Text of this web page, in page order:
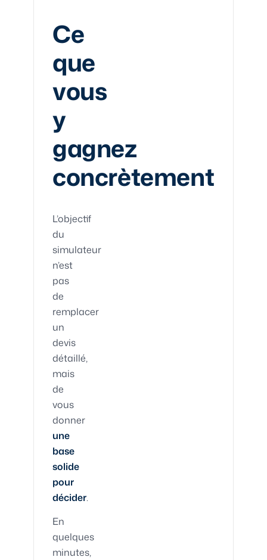
Ce
que
vous
y
gagnez
concrètement
L’objectif
du
simulateur
n’est
pas
de
remplacer
un
devis
détaillé,
mais
de
vous
donner
une
base
solide
pour
décider.
En
quelques
minutes,